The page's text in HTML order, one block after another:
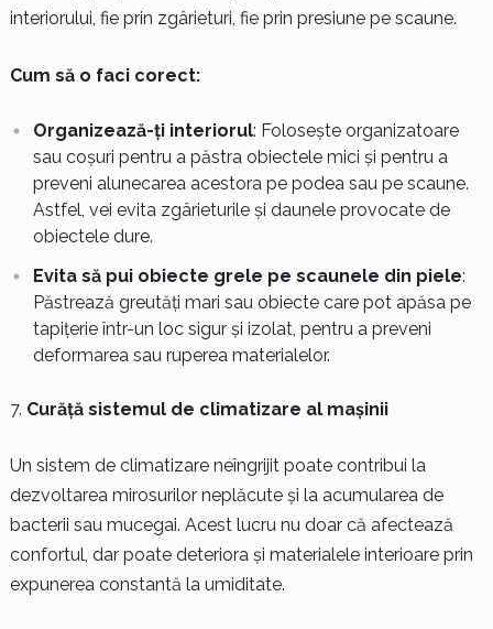
interiorului, fie prin zgârieturi, fie prin presiune pe scaune.
Cum să o faci corect:
Organizează-ți interiorul: Folosește organizatoare
sau coșuri pentru a păstra obiectele mici și pentru a
preveni alunecarea acestora pe podea sau pe scaune.
Astfel, vei evita zgârieturile și daunele provocate de
obiectele dure.
Evita să pui obiecte grele pe scaunele din piele:
Păstrează greutăți mari sau obiecte care pot apăsa pe
tapițerie într-un loc sigur și izolat, pentru a preveni
deformarea sau ruperea materialelor.
Curăță sistemul de climatizare al mașinii
Un sistem de climatizare neîngrijit poate contribui la
dezvoltarea mirosurilor neplăcute și la acumularea de
bacterii sau mucegai. Acest lucru nu doar că afectează
confortul, dar poate deteriora și materialele interioare prin
expunerea constantă la umiditate.